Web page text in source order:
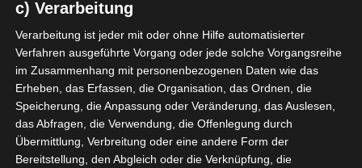
Google Adsense personenbezogene Daten erhoben,
verarbeitet und gespeichert. Welche Daten genau entnehmen
Sie bitte den Datenschutzbedingungen.
Google Adsenseist deaktiviert.
✓ Erlauben
Datenschutzbedingungen
Aymen Dahmen
c) Verarbeitung
Verarbeitung ist jeder mit oder ohne Hilfe automatisierter
Verfahren ausgeführte Vorgang oder jede solche Vorgangsreihe
im Zusammenhang mit personenbezogenen Daten wie das
Erheben, das Erfassen, die Organisation, das Ordnen, die
Speicherung, die Anpassung oder Veränderung, das Auslesen,
das Abfragen, die Verwendung, die Offenlegung durch
Übermittlung, Verbreitung oder eine andere Form der
Bereitstellung, den Abgleich oder die Verknüpfung, die